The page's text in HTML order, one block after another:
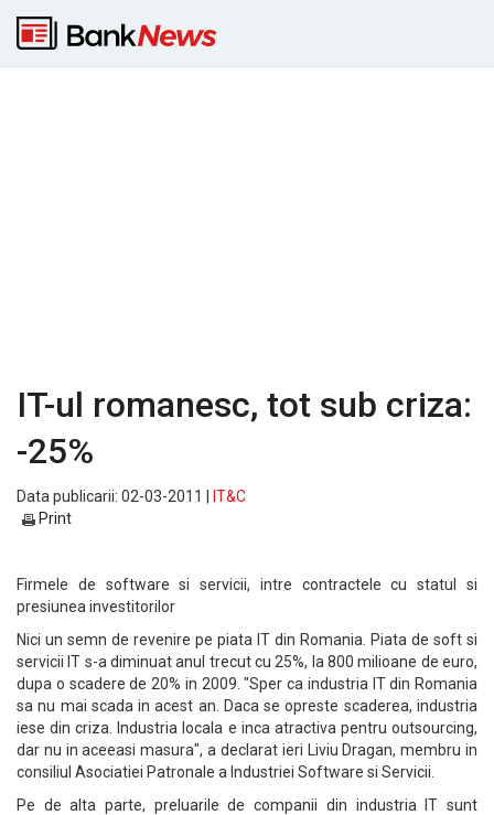
IT-ul romanesc, tot sub criza:
-25%
Data publicarii: 02-03-2011 |
IT&C
Print
Firmele de software si servicii, intre contractele cu statul si
presiunea investitorilor
Nici un semn de revenire pe piata IT din Romania. Piata de soft si
servicii IT s-a diminuat anul trecut cu 25%, la 800 milioane de euro,
dupa o scadere de 20% in 2009. "Sper ca industria IT din Romania
sa nu mai scada in acest an. Daca se opreste scaderea, industria
iese din criza. Industria locala e inca atractiva pentru outsourcing,
dar nu in aceeasi masura", a declarat ieri Liviu Dragan, membru in
consiliul Asociatiei Patronale a Industriei Software si Servicii.
Pe de alta parte, preluarile de companii din industria IT sunt